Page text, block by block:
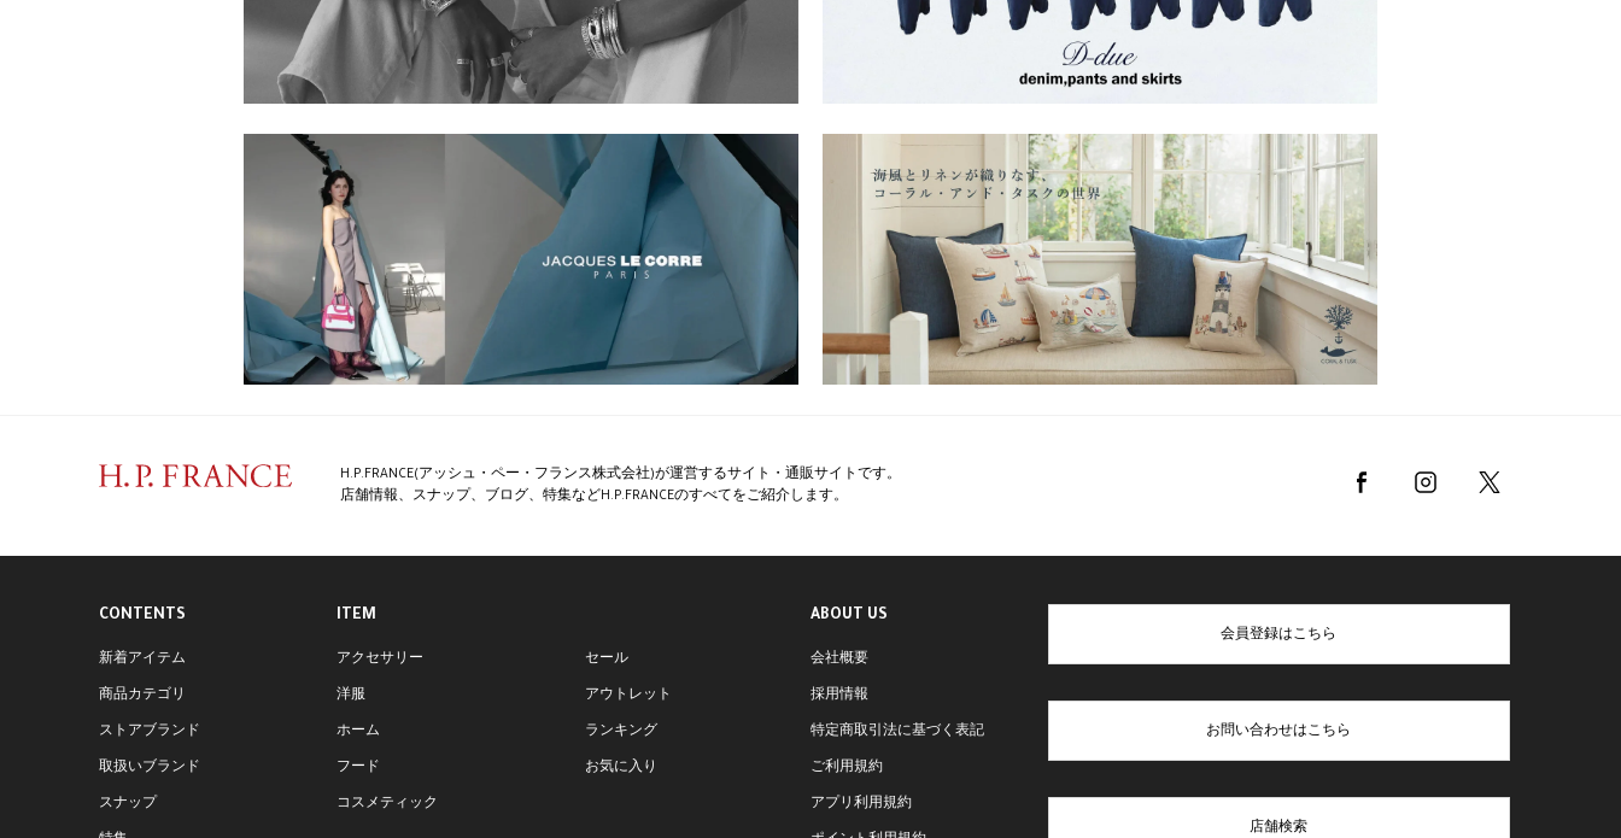
H.P.FRANCE(アッシュ・ペー・フランス株式会社)が運営するサイト・通販サイトです。
店舗情報、スナップ、ブログ、特集などH.P.FRANCEのすべてをご紹介します。
CONTENTS
新着アイテム
商品カテゴリ
ストアブランド
取扱いブランド
スナップ
ITEM
アクセサリー
洋服
ホーム
フード
コスメティック
セール
アウトレット
ランキング
お気に入り
ABOUT US
会社概要
採用情報
特定商取引法に基づく表記
ご利用規約
アプリ利用規約
会員登録はこちら
お問い合わせはこちら
店舗検索